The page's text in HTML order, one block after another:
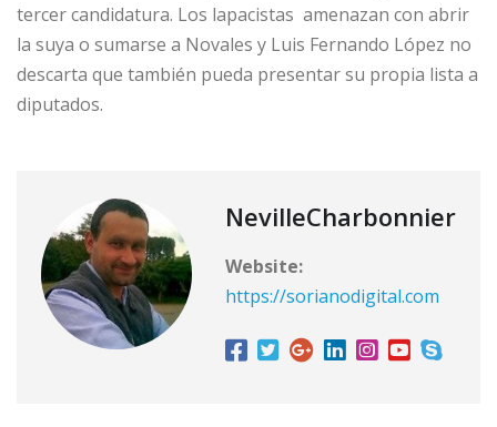
tercer candidatura. Los lapacistas amenazan con abrir
la suya o sumarse a Novales y Luis Fernando López no
descarta que también pueda presentar su propia lista a
diputados.
NevilleCharbonnier
Website:
https://sorianodigital.com